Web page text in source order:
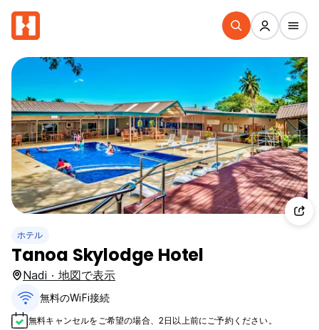
ホテル
Tanoa Skylodge Hotel
Nadi · 地図で表示
無料のWiFi接続
無料キャンセルをご希望の場合、2日以上前にご予約ください。